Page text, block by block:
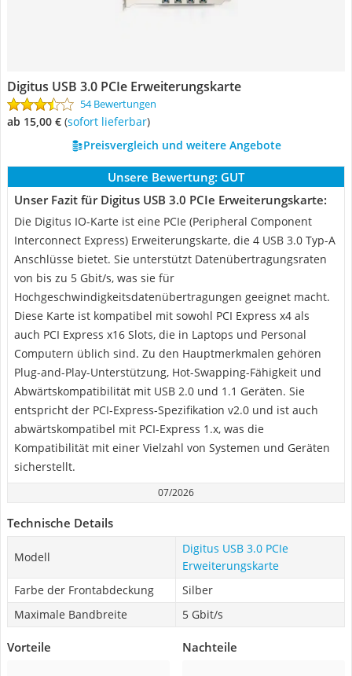
Digitus USB 3.0 PCIe Erweiterungskarte
54 Bewertungen
ab 15,00 € ( Sofort lieferbar)
Preisvergleich und weitere Angebote
Unsere Bewertung: GUT
Unser Fazit für Digitus USB 3.0 PCIe Erweiterungskarte:
Die Digitus IO-Karte ist eine PCIe (Peripheral Component
Interconnect Express) Erweiterungskarte, die 4 USB 3.0 Typ-A
Anschlüsse bietet. Sie unterstützt Datenübertragungsraten
von bis zu 5 Gbit/s, was sie für
Hochgeschwindigkeitsdatenübertragungen geeignet macht.
Diese Karte ist kompatibel mit sowohl PCI Express x4 als
auch PCI Express x16 Slots, die in Laptops und Personal
Computern üblich sind. Zu den Hauptmerkmalen gehören
Plug-and-Play-Unterstützung, Hot-Swapping-Fähigkeit und
Abwärtskompatibilität mit USB 2.0 und 1.1 Geräten. Sie
entspricht der PCI-Express-Spezifikation v2.0 und ist auch
abwärtskompatibel mit PCI-Express 1.x, was die
Kompatibilität mit einer Vielzahl von Systemen und Geräten
sicherstellt.
07/2026
Technische Details
Modell
Digitus USB 3.0 PCIe
Erweiterungskarte
Farbe der Frontabdeckung
Silber
Maximale Bandbreite
5 Gbit/s
Vorteile Nachteile